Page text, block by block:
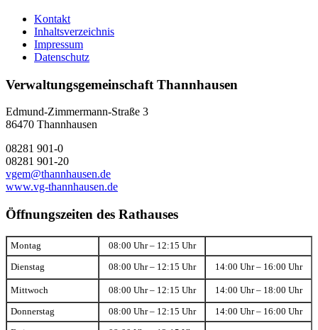
Kontakt
Inhaltsverzeichnis
Impressum
Datenschutz
Verwaltungsgemeinschaft Thannhausen
Edmund-Zimmermann-Straße 3
86470 Thannhausen
08281 901-0
08281 901-20
vgem@thannhausen.de
www.vg-thannhausen.de
Öffnungszeiten des Rathauses
Montag 08:00 Uhr – 12:15 Uhr
Dienstag 08:00 Uhr – 12:15 Uhr 14:00 Uhr – 16:00 Uhr
Mittwoch 08:00 Uhr – 12:15 Uhr 14:00 Uhr – 18:00 Uhr
Donnerstag 08:00 Uhr – 12:15 Uhr 14:00 Uhr – 16:00 Uhr